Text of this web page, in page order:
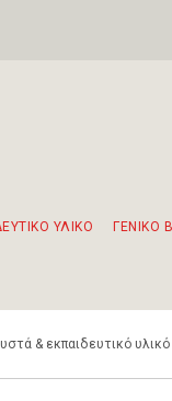
ΥΛΙΚΟ ΓΕΝΙΚΟ
& εκπαιδευτικό υλικό